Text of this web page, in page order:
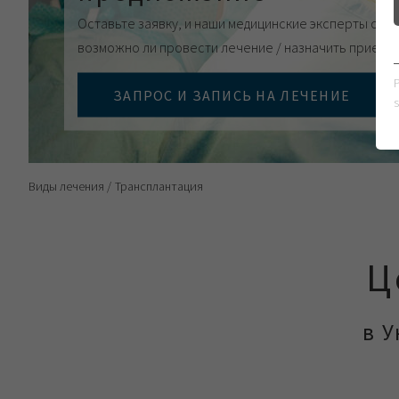
Оставьте заявку, и наши медицинские эксперты
возможно ли провести лечение / назначить прием.
ЗАПРОС И ЗАПИСЬ НА ЛЕЧЕНИЕ
Виды лечения Трансплантация
в